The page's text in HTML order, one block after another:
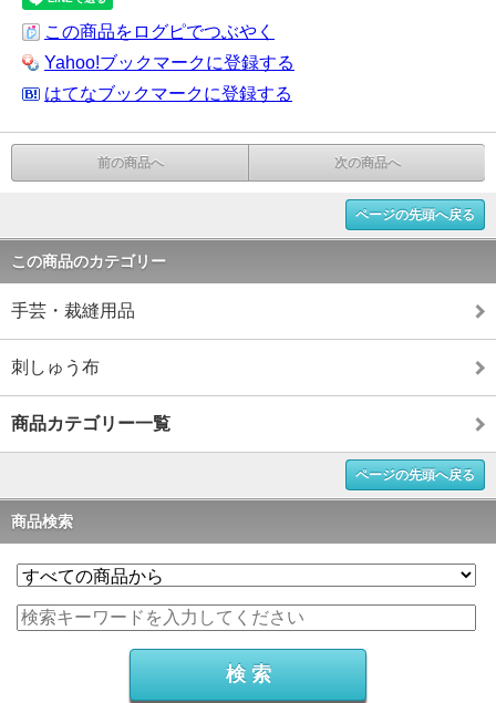
この商品をログピでつぶやく
Yahoo!ブックマークに登録する
はてなブックマークに登録する
前の商品へ 次の商品へ
ページの先頭へ戻る
この商品のカテゴリー
手芸・裁縫用品
刺しゅう布
商品カテゴリー一覧
ページの先頭へ戻る
商品検索